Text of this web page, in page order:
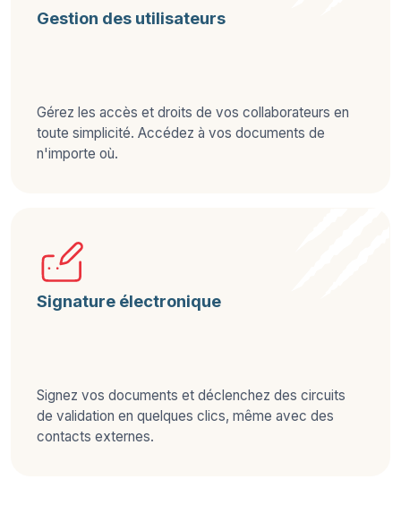
Gestion des utilisateurs
Gérez les accès et droits de vos collaborateurs en
toute simplicité. Accédez à vos documents de
n'importe où.
Signature électronique
Signez vos documents et déclenchez des circuits
de validation en quelques clics, même avec des
contacts externes.